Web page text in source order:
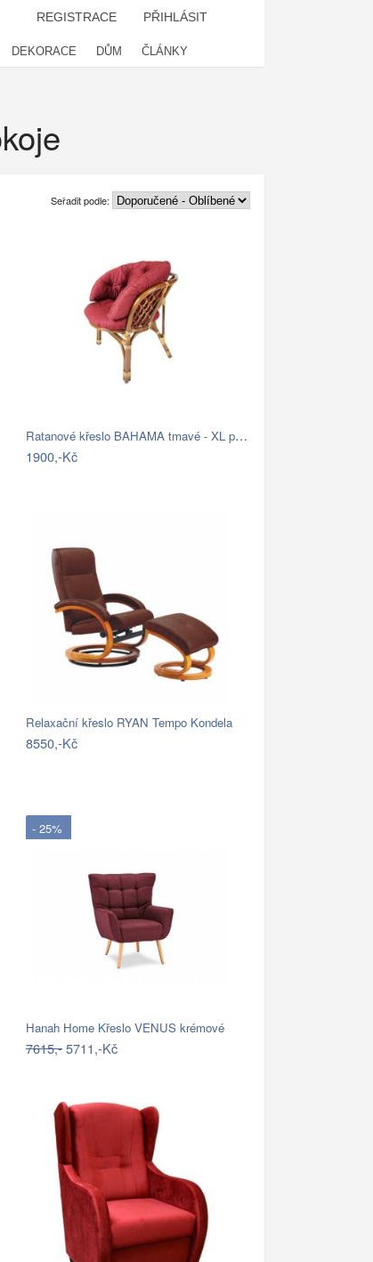
REGISTRACE PŘIHLÁSIT
DEKORACE DŮM ČLÁNKY
Seřadit podle:
Ratanové křeslo BAHAMA tmavé - XL polstr
1900,-Kč
Relaxační křeslo RYAN Tempo Kondela
8550,-Kč
- 25%
Hanah Home Křeslo VENUS krémové
7615,-5711,-Kč